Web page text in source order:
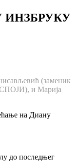
ИНЗБРУКУ
(заменик
СПОЈИ), и Марија
на Диану
до последњег